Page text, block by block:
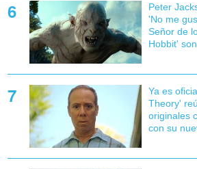
Peter
'No me
Señor de
Hobbit'
Ya es
Theory'
originales
con su